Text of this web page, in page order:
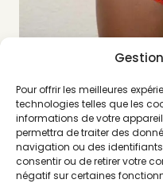
Pour offrir les meilleures
technologies telles que les
informations de votre
permettra de traiter des
navigation ou des identifiants
consentir ou de retirer votre
négatif sur certaines
La marque Pourprées
menstruelles
France, en coton bio
Oeko-Tex. La marque